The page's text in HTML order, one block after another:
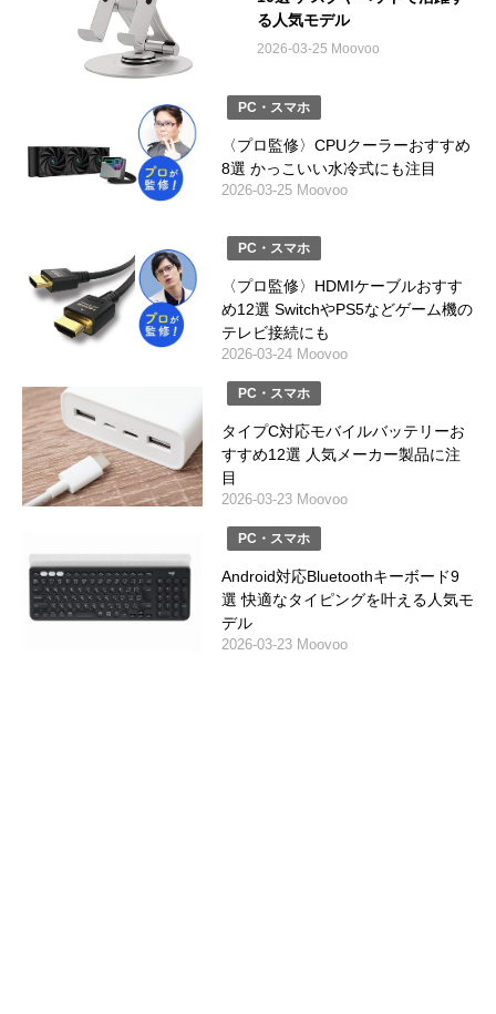
る人気モデル
2026-03-25 Moovoo
PC・スマホ
〈プロ監修〉CPUクーラーおすすめ
8選 かっこいい水冷式にも注目
2026-03-25 Moovoo
PC・スマホ
〈プロ監修〉HDMIケーブルおすす
め12選 SwitchやPS5などゲーム機の
テレビ接続にも
2026-03-24 Moovoo
PC・スマホ
タイプC対応モバイルバッテリーお
すすめ12選 人気メーカー製品に注
目
2026-03-23 Moovoo
PC・スマホ
Android対応Bluetoothキーボード9
選 快適なタイピングを叶える人気モ
デル
2026-03-23 Moovoo